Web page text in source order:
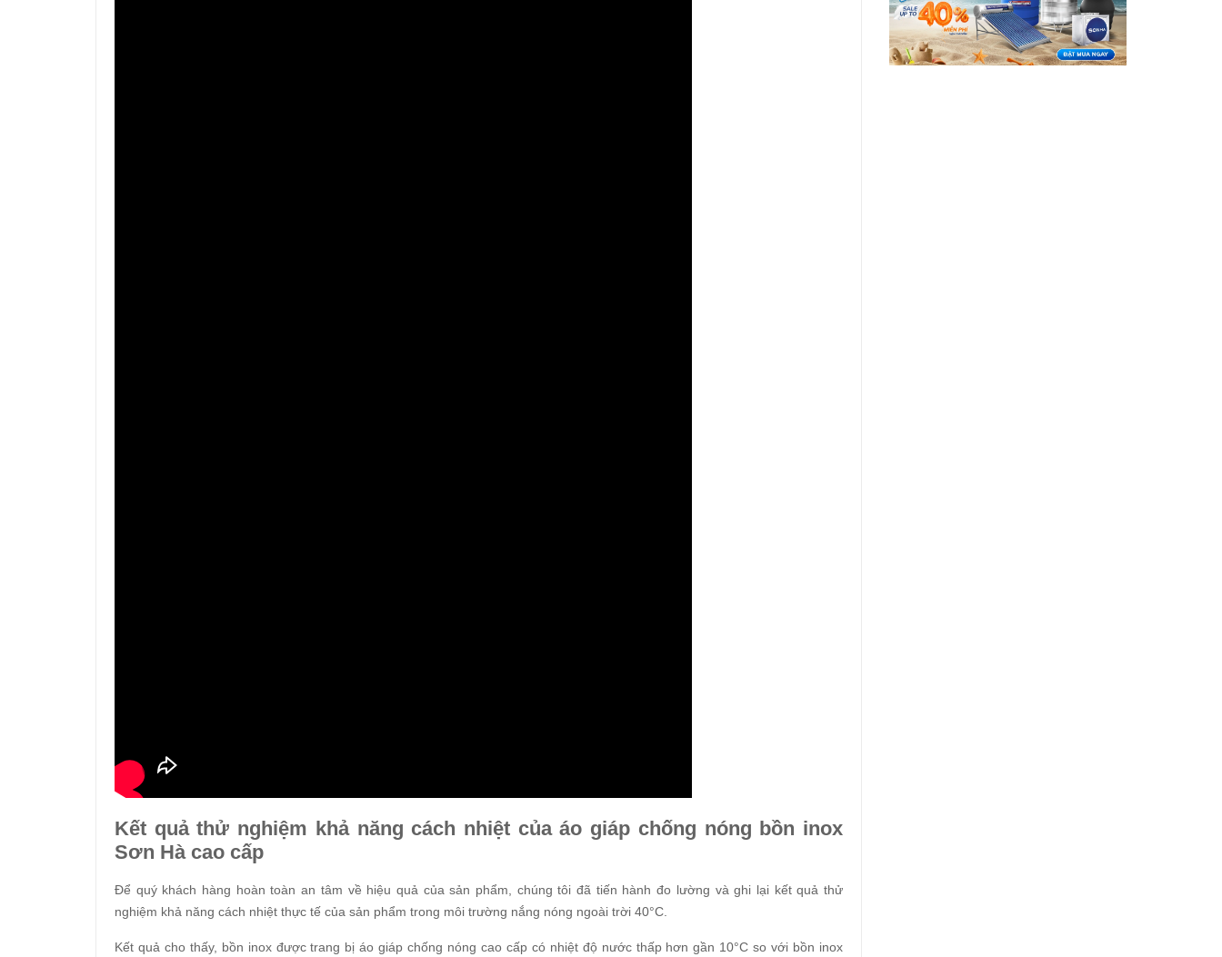
Kết quả thử nghiệm khả năng cách nhiệt của áo giáp chống nóng bồn inox
Sơn Hà cao cấp
Để quý khách hàng hoàn toàn an tâm về hiệu quả của sản phẩm, chúng tôi đã tiến hành đo lường và ghi lại kết quả thử
nghiệm khả năng cách nhiệt thực tế của sản phẩm trong môi trường nắng nóng ngoài trời 40°C.
Kết quả cho thấy, bồn inox được trang bị áo giáp chống nóng cao cấp có nhiệt độ nước thấp hơn gần 10°C so với bồn inox